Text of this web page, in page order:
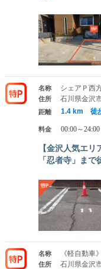
名称 シェアＰ西
住所 石川県金沢
距離 1.4 km 徒
料金 00:00～24:00
【金沢人気エリ
「忍者寺」ま
名称 《軽自動車
住所 石川県金沢